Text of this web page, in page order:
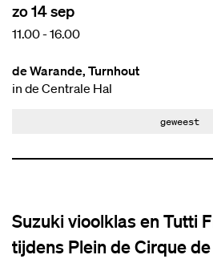
zo 14 sep
11.00-16.00
de Warande, Turnhout
in de Centrale Hal
geweest
Suzuki vioolklas en Tutti
tijdens Plein de Cirque